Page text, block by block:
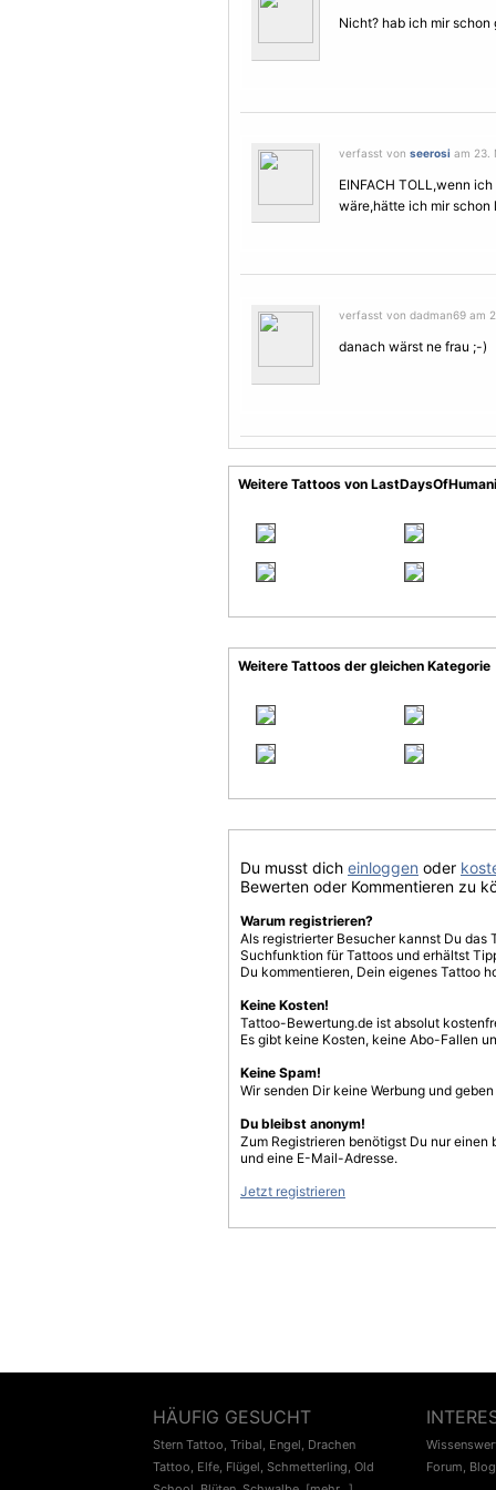
Nicht? hab ich mir schon
verfasst von seerosi am 23.
EINFACH TOLL,wenn
wäre,hätte ich mir schon
verfasst von dadman69 am
danach wärst ne frau ;-)
Weitere Tattoos von
Weitere Tattoos der gleichen Kategorie
Du musst dich einloggen oder
Bewerten oder Kommentieren zu
Warum registrieren?
Als registrierter Besucher kannst Du
Suchfunktion für Tattoos und erhältst
Du kommentieren, Dein eigenes Tattoo
Keine Kosten!
Tattoo-Bewertung.de ist absolut
Es gibt keine Kosten, keine Abo-Fallen
Keine Spam!
Wir senden Dir keine Werbung und
Du bleibst anonym!
Zum Registrieren benötigst Du nur einen
und eine E-Mail-Adresse.
Jetzt registrieren
HÄUFIG GESUCHT
Stern Tattoo, Tribal, Engel, Drachen
Tattoo, Elfe, Flügel, Schmetterling, Old
Forum, Blog